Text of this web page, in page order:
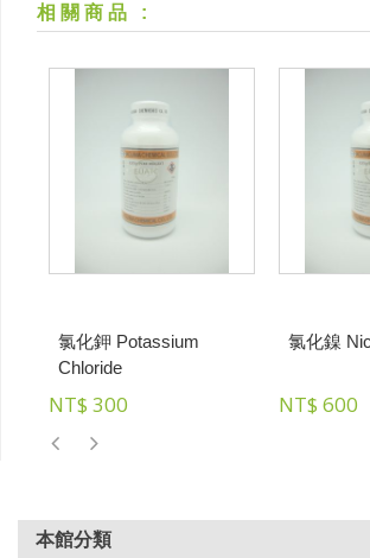
相關商品 :
氯化鉀 Potassium
Chloride
NT$ 300
氯化鎳
NT$ 600
本館分類